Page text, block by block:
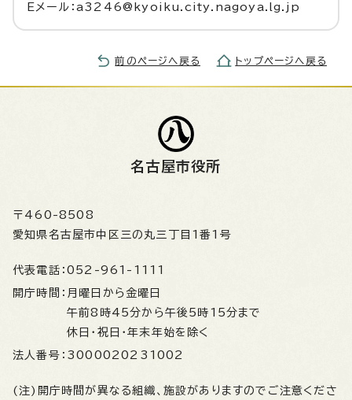
Eメール：a3246@kyoiku.city.nagoya.lg.jp
前のページへ戻る トップページへ戻る
名古屋市役所
〒460-8508
愛知県名古屋市中区三の丸三丁目1番1号
代表電話： 052-961-1111
開庁時間： 月曜日から金曜日
午前8時45分から午後5時15分まで
休日・祝日・年末年始を除く
法人番号： 3000020231002
(注)開庁時間が異なる組織、施設がありますのでご注意くださ